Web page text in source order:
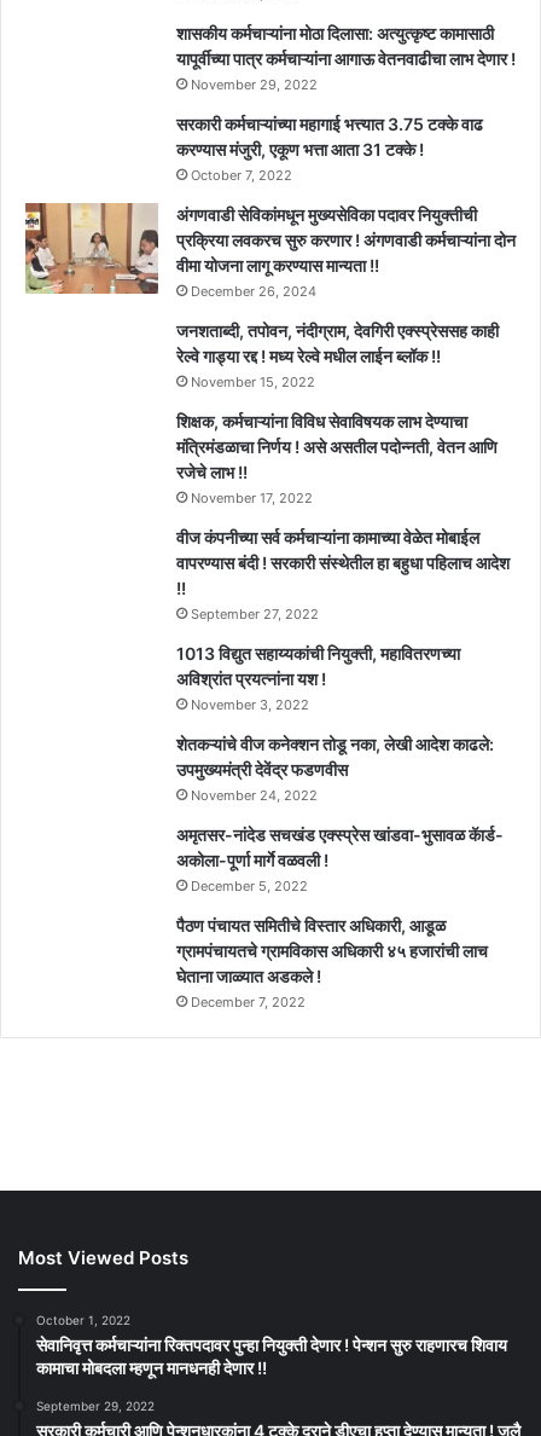
शासकीय कर्मचाऱ्यांना मोठा दिलासा: अत्युत्कृष्ट कामासाठी
यापूर्वीच्या पात्र कर्मचाऱ्यांना आगाऊ वेतनवाढीचा लाभ देणार !
November 29, 2022
सरकारी कर्मचाऱ्यांच्या महागाई भत्त्यात 3.75 टक्के वाढ
करण्यास मंजुरी, एकूण भत्ता आता 31 टक्के !
October 7, 2022
अंगणवाडी सेविकांमधून मुख्यसेविका पदावर नियुक्तीची
प्रक्रिया लवकरच सुरु करणार ! अंगणवाडी कर्मचाऱ्यांना दोन
वीमा योजना लागू करण्यास मान्यता !!
December 26, 2024
जनशताब्दी, तपोवन, नंदीग्राम, देवगिरी एक्स्प्रेससह काही
रेल्वे गाड्या रद्द ! मध्य रेल्वे मधील लाईन ब्लॉक !!
November 15, 2022
शिक्षक, कर्मचाऱ्यांना विविध सेवाविषयक लाभ देण्याचा
मंत्रिमंडळाचा निर्णय ! असे असतील पदोन्नती, वेतन आणि
रजेचे लाभ !!
November 17, 2022
वीज कंपनीच्या सर्व कर्मचाऱ्यांना कामाच्या वेळेत मोबाईल
वापरण्यास बंदी ! सरकारी संस्थेतील हा बहुधा पहिलाच आदेश
!!
September 27, 2022
1013 विद्युत सहाय्यकांची नियुक्ती, महावितरणच्या
अविश्रांत प्रयत्नांना यश !
November 3, 2022
शेतकऱ्यांचे वीज कनेक्शन तोडू नका, लेखी आदेश काढले:
उपमुख्यमंत्री देवेंद्र फडणवीस
November 24, 2022
अमृतसर-नांदेड सचखंड एक्स्प्रेस खांडवा-भुसावळ कॅार्ड-
अकोला-पूर्णा मार्गे वळवली !
December 5, 2022
पैठण पंचायत समितीचे विस्तार अधिकारी, आडूळ
ग्रामपंचायतचे ग्रामविकास अधिकारी ४५ हजारांची लाच
घेताना जाळ्यात अडकले !
December 7, 2022
Most Viewed Posts
October 1, 2022
सेवानिवृत्त कर्मचाऱ्यांना रिक्तपदावर पुन्हा नियुक्ती देणार ! पेन्शन सुरु राहणारच शिवाय
कामाचा मोबदला म्हणून मानधनही देणार !!
September 29, 2022
सरकारी कर्मचारी आणि पेन्शनधारकांना 4 टक्के दराने डीएचा हप्ता देण्यास मान्यता ! जुलै